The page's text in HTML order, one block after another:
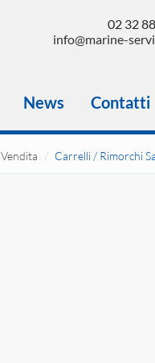
02 32
info@marine-
News Contatti
Vendita Carrelli / Rimorchi